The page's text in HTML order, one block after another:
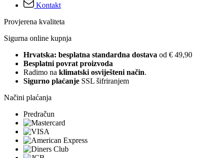
Kontakt
Provjerena kvaliteta
Sigurna online kupnja
Hrvatska: besplatna standardna dostava od € 49,90
Besplatni povrat proizvoda
Radimo na klimatski osviješteni način.
Sigurno plaćanje SSL šifriranjem
Načini plaćanja
Predračun